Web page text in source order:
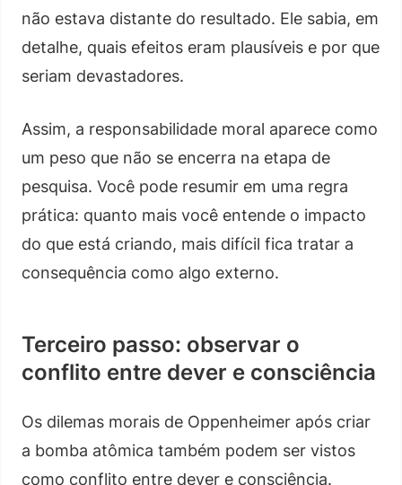
não estava distante do resultado. Ele sabia, em
detalhe, quais efeitos eram plausíveis e por que
seriam devastadores.
Assim, a responsabilidade moral aparece como
um peso que não se encerra na etapa de
pesquisa. Você pode resumir em uma regra
prática: quanto mais você entende o impacto
do que está criando, mais difícil fica tratar a
consequência como algo externo.
Terceiro passo: observar o
conflito entre dever e consciência
Os dilemas morais de Oppenheimer após criar
a bomba atômica também podem ser vistos
como conflito entre dever e consciência.